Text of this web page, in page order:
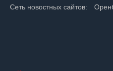
Сеть новостных сайтов: